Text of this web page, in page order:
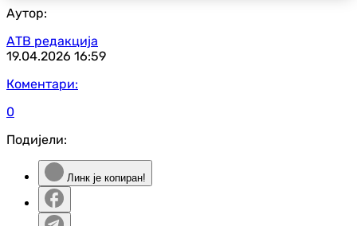
Аутор:
АТВ редакција
19.04.2026 16:59
Коментари:
0
Подијели:
Линк је копиран!